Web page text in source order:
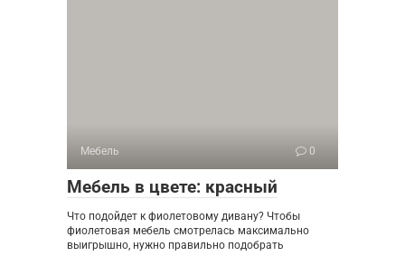
Мебель 0
Мебель в цвете: красный
Что подойдет к фиолетовому дивану? Чтобы
фиолетовая мебель смотрелась максимально
выигрышно, нужно правильно подобрать